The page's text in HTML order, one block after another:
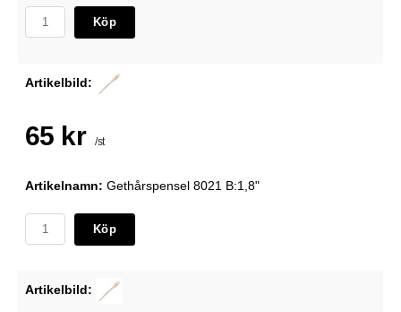
Köp
Artikelbild:
65 kr /st
Artikelnamn: Gethårspensel 8021 B:1,8"
Köp
Artikelbild: